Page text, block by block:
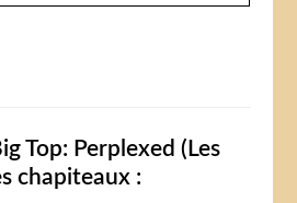
Top: Perplexed (Les
chapiteaux :